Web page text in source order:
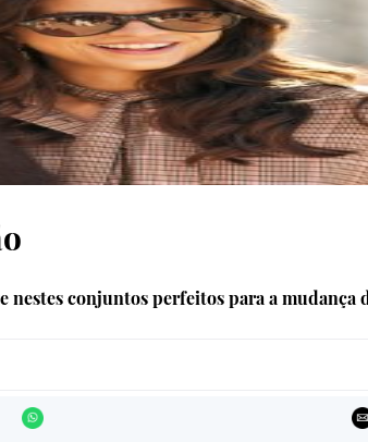
nestes conjuntos perfeitos para a mudança